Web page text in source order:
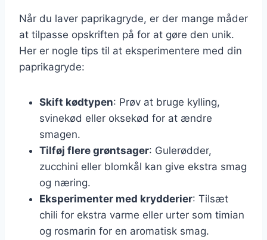
Når du laver paprikagryde, er der mange måder
at tilpasse opskriften på for at gøre den unik.
Her er nogle tips til at eksperimentere med din
paprikagryde:
Skift kødtypen: Prøv at bruge kylling,
svinekød eller oksekød for at ændre
smagen.
Tilføj flere grøntsager: Gulerødder,
zucchini eller blomkål kan give ekstra smag
og næring.
Eksperimenter med krydderier: Tilsæt
chili for ekstra varme eller urter som timian
og rosmarin for en aromatisk smag.